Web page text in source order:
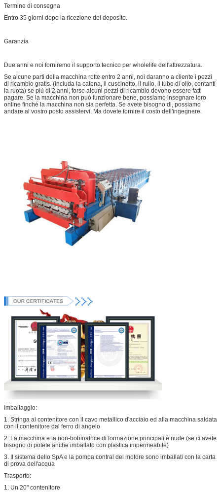
Termine di consegna
Entro 35 giorni dopo la ricezione del deposito.
Garanzia
Due anni e noi forniremo il supporto tecnico per wholelife dell'attrezzatura.
Se alcune parti della macchina rotte entro 2 anni, noi daranno a cliente i pezzi
di ricambio gratis. (includa la catena, il cuscinetto, il rullo, il tubo di olio, contanti
la ruota) se più di 2 anni, forse alcuni pezzi di ricambio devono essere fatti
pagare. Se la macchina non può funzionare bene, possiamo insegnare loro
online finché la macchina non sia perfetta. Se avete bisogno di, possiamo
andare al vostro posto assistervi. Ma dovete fornire il costo dell'ingegnere.
Imballaggio:
1. Stringa al contenitore con il cavo metallico d'acciaio ed alla macchina saldata
con il contenitore dal ferro di angelo
2. La macchina e la non-bobinatrice di formazione principali è nude (se ci avete
bisogno di potete anche imballato con plastica impermeabile)
3. Il sistema dello SpA e la pompa contral del motore sono imballati con la carta
di prova dell'acqua
Trasporto:
1. Un 20" contenitore